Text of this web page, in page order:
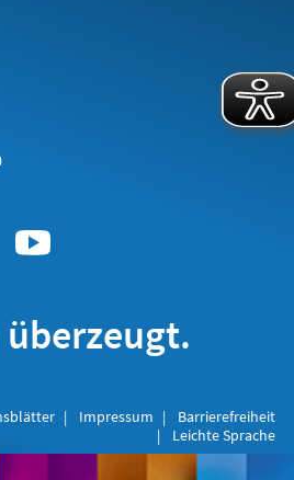
Impressum
Barrierefreiheit
Leichte Sprache